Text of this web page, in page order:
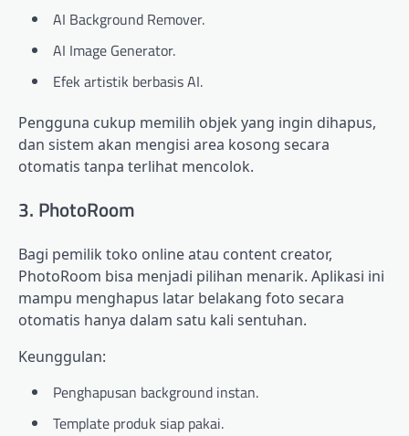
AI Background Remover.
AI Image Generator.
Efek artistik berbasis AI.
Pengguna cukup memilih objek yang ingin dihapus,
dan sistem akan mengisi area kosong secara
otomatis tanpa terlihat mencolok.
3. PhotoRoom
Bagi pemilik toko online atau content creator,
PhotoRoom bisa menjadi pilihan menarik. Aplikasi ini
mampu menghapus latar belakang foto secara
otomatis hanya dalam satu kali sentuhan.
Keunggulan:
Penghapusan background instan.
Template produk siap pakai.